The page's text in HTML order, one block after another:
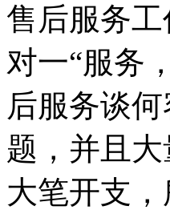
售后服务
对一“服务
后服务谈
题，并且
大笔开支